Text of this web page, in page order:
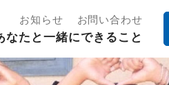
お知らせ お問い合わせ
なたと一緒にできること